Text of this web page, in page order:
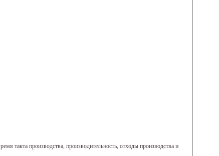
такта производства, производительность, отходы производства и